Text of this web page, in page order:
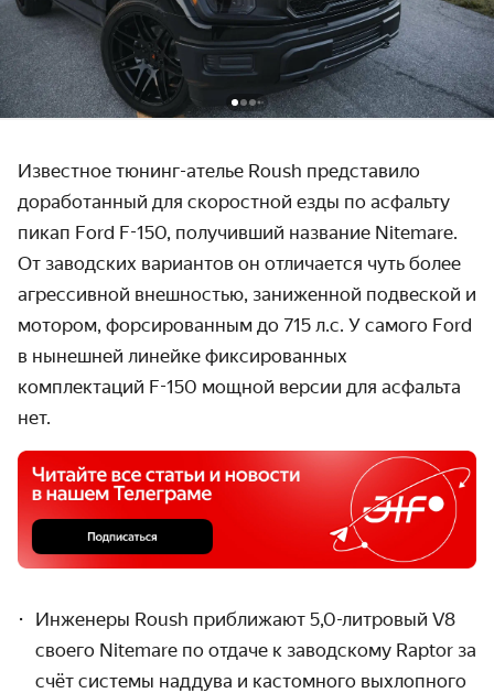
Известное тюнинг-ателье Roush представило
доработанный для скоростной езды по асфальту
пикап Ford F-150, получивший название Nitemare.
От заводских вариантов он отличается чуть более
агрессивной внешностью, заниженной подвеской и
мотором, форсированным до 715 л.с. У самого Ford
в нынешней линейке фиксированных
комплектаций F-150 мощной версии для асфальта
нет.
Инженеры Roush приближают 5,0-литровый V8
своего Nitemare по отдаче к заводскому Raptor за
счёт системы наддува и кастомного выхлопного